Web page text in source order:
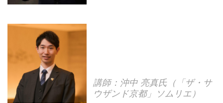
講師：沖中 亮真氏（「ザ・サ
ウザンド京都」ソムリエ）